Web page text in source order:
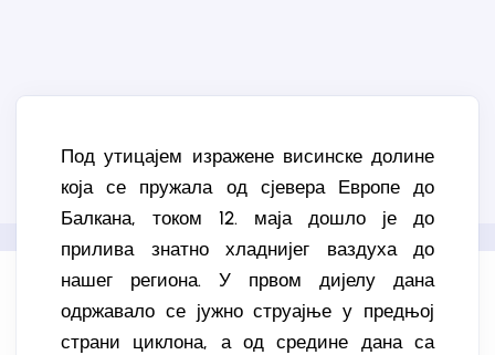
Под утицајем изражене висинске долине
која се пружала од сјевера Европе до
Балкана, током 12. маја дошло је до
прилива знатно хладнијег ваздуха до
нашег региона. У првом дијелу дана
одржавало се јужно струајње у предњој
страни циклона, а од средине дана са